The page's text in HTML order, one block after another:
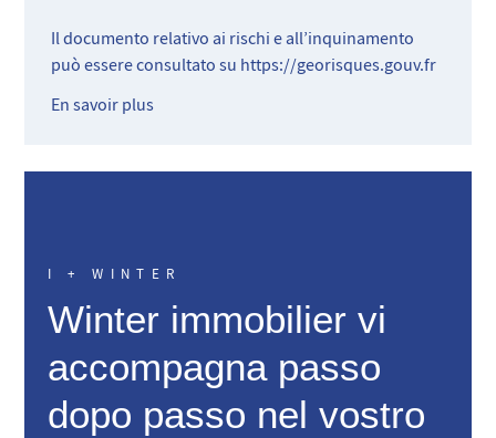
Il documento relativo ai rischi e all’inquinamento
può essere consultato su https://georisques.gouv.fr
En savoir plus
I + WINTER
Winter immobilier vi
accompagna passo
dopo passo nel vostro